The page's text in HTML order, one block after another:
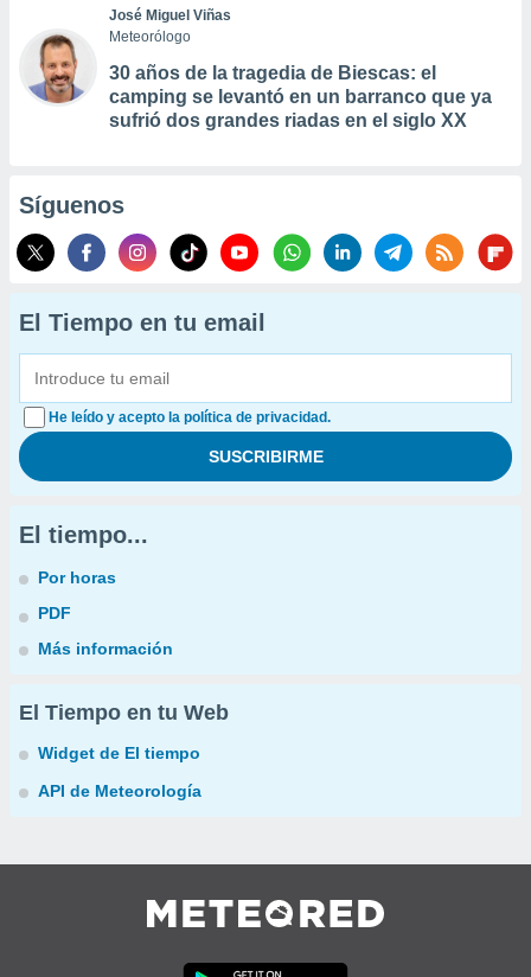
José Miguel Viñas
Meteorólogo
30 años de la tragedia de Biescas: el
camping se levantó en un barranco que ya
sufrió dos grandes riadas en el siglo XX
Síguenos
El Tiempo en tu email
He leído y acepto la política de privacidad.
El tiempo...
Por horas
PDF
Más información
El Tiempo en tu Web
Widget de El tiempo
API de Meteorología